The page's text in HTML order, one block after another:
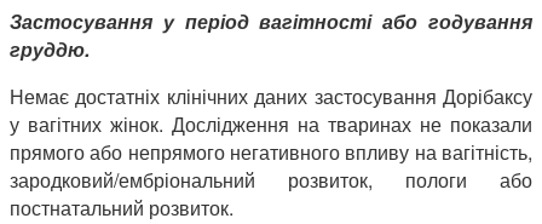
Застосування у період вагітності або годування
груддю.
Немає достатніх клінічних даних застосування Дорібаксу
у вагітних жінок. Дослідження на тваринах не показали
прямого або непрямого негативного впливу на вагітність,
зародковий/ембріональний розвиток, пологи або
постнатальний розвиток.